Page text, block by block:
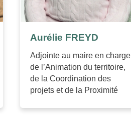
Aurélie FREYD
Adjointe au maire en charge
de l’Animation du territoire,
de la Coordination des
projets et de la Proximité